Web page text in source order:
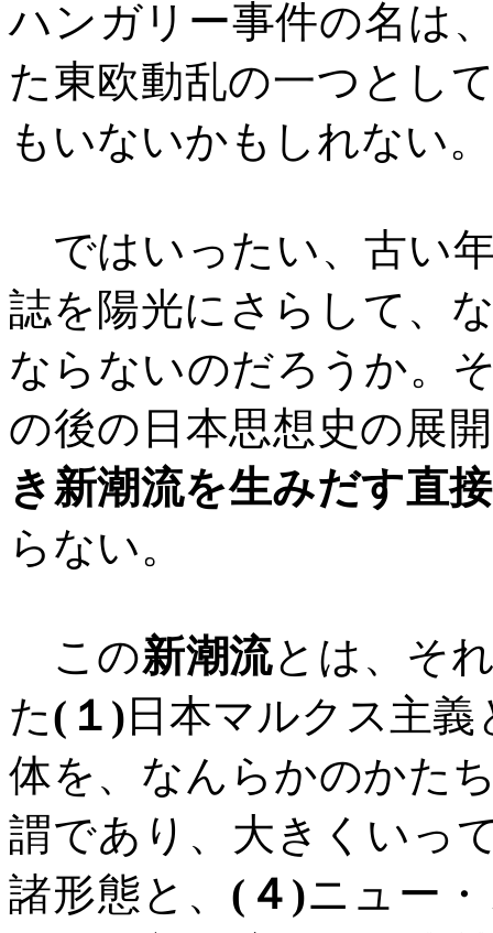
ハンガリー事件の名は
た東欧動乱の一つとし
もいないかもしれない。
ではいったい、古い
誌を陽光にさらして、
ならないのだろうか。
の後の日本思想史の展
き新潮流を生みだす直
らない。
この新潮流とは、そ
た( １ ) 日本マルクス主義
体を、なんらかのかた
謂であり、大きくいっ
諸形態と、 ( ４ )ニュー